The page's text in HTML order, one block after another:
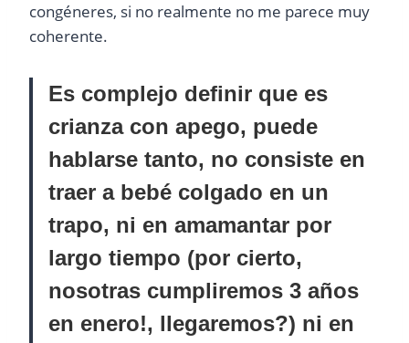
congéneres, si no realmente no me parece muy
coherente.
Es complejo definir que es
crianza con apego, puede
hablarse tanto, no consiste en
traer a bebé colgado en un
trapo, ni en amamantar por
largo tiempo (por cierto,
nosotras cumpliremos 3 años
en enero!, llegaremos?) ni en